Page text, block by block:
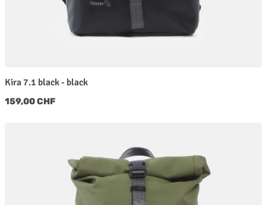
Kira 7.1 black - black
Regulärer Preis:
159,00 CHF